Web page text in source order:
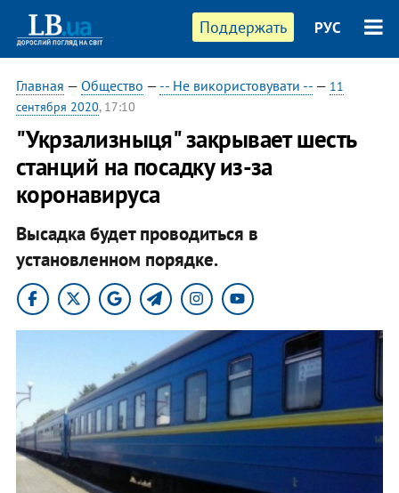
Поддержать РУС
Главная — Общество — -- Не використовувати --— 11
сентября 2020, 17:10
"Укрзализныця" закрывает шесть
станций на посадку из-за
коронавируса
Высадка будет проводиться в
установленном порядке.